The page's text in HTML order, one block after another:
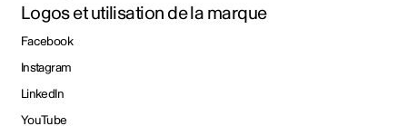
Logos et utilisation de la marque
Facebook
Instagram
LinkedIn
YouTube